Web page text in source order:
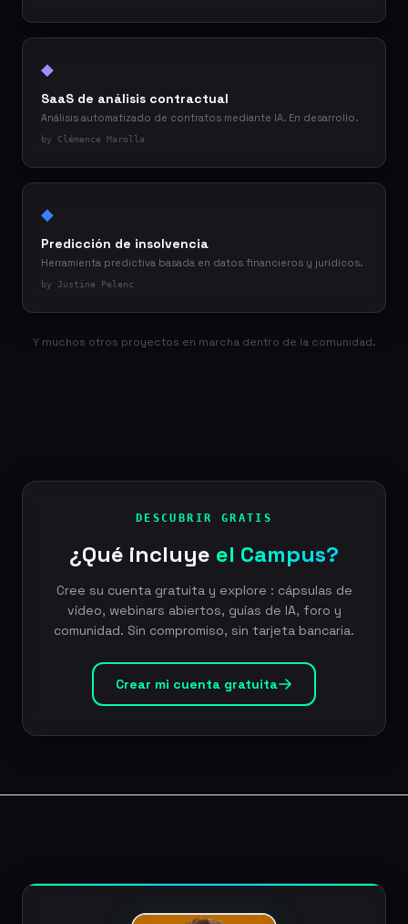
◆
SaaS de análisis contractual
Análisis automatizado de contratos mediante IA. En desarrollo.
by Clémence Marolla
◆
Predicción de insolvencia
Herramienta predictiva basada en datos financieros y jurídicos.
by Justine Pelenc
Y muchos otros proyectos en marcha dentro de la comunidad.
DESCUBRIR GRATIS
¿Qué incluye el Campus?
Cree su cuenta gratuita y explore : cápsulas de
vídeo, webinars abiertos, guías de IA, foro y
comunidad. Sin compromiso, sin tarjeta bancaria.
Crear mi cuenta gratuita